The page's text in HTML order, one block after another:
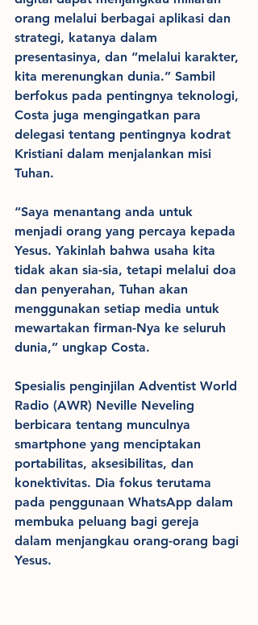
orang melalui berbagai aplikasi dan
strategi, katanya dalam
presentasinya, dan “melalui karakter,
kita merenungkan dunia.” Sambil
berfokus pada pentingnya teknologi,
Costa juga mengingatkan para
delegasi tentang pentingnya kodrat
Kristiani dalam menjalankan misi
Tuhan.
“Saya menantang anda untuk
menjadi orang yang percaya kepada
Yesus. Yakinlah bahwa usaha kita
tidak akan sia-sia, tetapi melalui doa
dan penyerahan, Tuhan akan
menggunakan setiap media untuk
mewartakan firman-Nya ke seluruh
dunia,” ungkap Costa.
Spesialis penginjilan Adventist World
Radio (AWR) Neville Neveling
berbicara tentang munculnya
smartphone yang menciptakan
portabilitas, aksesibilitas, dan
konektivitas. Dia fokus terutama
pada penggunaan WhatsApp dalam
membuka peluang bagi gereja
dalam menjangkau orang-orang bagi
Yesus.